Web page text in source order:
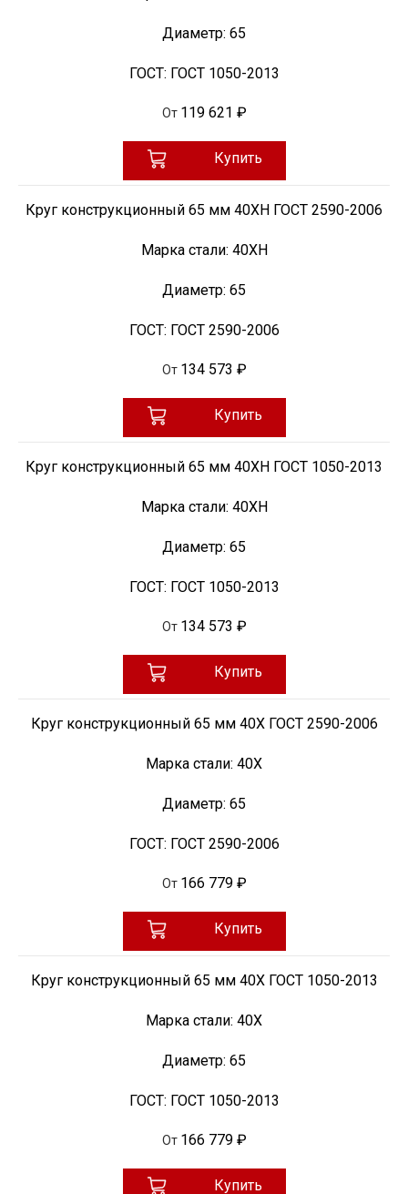
Диаметр: 65
ГОСТ: ГОСТ 1050-2013
От 119 621 ₽
Купить
Круг конструкционный 65 мм 40ХН ГОСТ 2590-2006
Марка стали: 40ХН
Диаметр: 65
ГОСТ: ГОСТ 2590-2006
От 134 573 ₽
Купить
Круг конструкционный 65 мм 40ХН ГОСТ 1050-2013
Марка стали: 40ХН
Диаметр: 65
ГОСТ: ГОСТ 1050-2013
От 134 573 ₽
Купить
Круг конструкционный 65 мм 40Х ГОСТ 2590-2006
Марка стали: 40Х
Диаметр: 65
ГОСТ: ГОСТ 2590-2006
От 166 779 ₽
Купить
Круг конструкционный 65 мм 40Х ГОСТ 1050-2013
Марка стали: 40Х
Диаметр: 65
ГОСТ: ГОСТ 1050-2013
От 166 779 ₽
Купить